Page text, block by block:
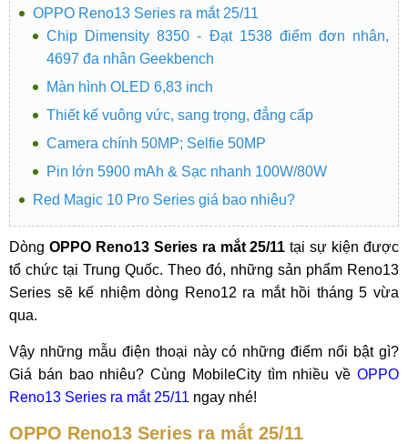
OPPO Reno13 Series ra mắt 25/11
Chip Dimensity 8350 - Đạt 1538 điểm đơn nhân,
4697 đa nhân Geekbench
Màn hình OLED 6,83 inch
Thiết kế vuông vức, sang trọng, đẳng cấp
Camera chính 50MP; Selfie 50MP
Pin lớn 5900 mAh & Sạc nhanh 100W/80W
Red Magic 10 Pro Series giá bao nhiêu?
Dòng OPPO Reno13 Series ra mắt 25/11 tại sự kiện được
tổ chức tại Trung Quốc. Theo đó, những sản phẩm Reno13
Series sẽ kế nhiệm dòng Reno12 ra mắt hồi tháng 5 vừa
qua.
Vậy những mẫu điện thoại này có những điểm nổi bật gì?
Giá bán bao nhiêu? Cùng MobileCity tìm nhiều về OPPO
Reno13 Series ra mắt 25/11 ngay nhé!
OPPO Reno13 Series ra mắt 25/11